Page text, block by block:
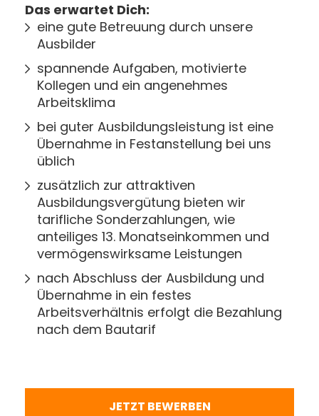
Das erwartet Dich:
eine gute Betreuung durch unsere
Ausbilder
spannende Aufgaben, motivierte
Kollegen und ein angenehmes
Arbeitsklima
bei guter Ausbildungsleistung ist eine
Übernahme in Festanstellung bei uns
üblich
zusätzlich zur attraktiven
Ausbildungsvergütung bieten wir
tarifliche Sonderzahlungen, wie
anteiliges 13. Monatseinkommen und
vermögenswirksame Leistungen
nach Abschluss der Ausbildung und
Übernahme in ein festes
Arbeitsverhältnis erfolgt die Bezahlung
nach dem Bautarif
JETZT BEWERBEN